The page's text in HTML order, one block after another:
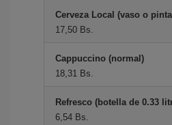
Cerveza Local (vaso o
17,50 Bs.
Cappuccino (normal)
18,31 Bs.
Refresco (botella de 0.33
6,54 Bs.